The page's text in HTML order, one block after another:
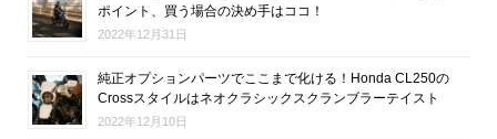
ポイント、買う場合の決め手はココ！
2022年12月31日
純正オプションパーツでここまで化ける！Honda CL250の
Crossスタイルはネオクラシックスクランブラーテイスト
2022年12月10日